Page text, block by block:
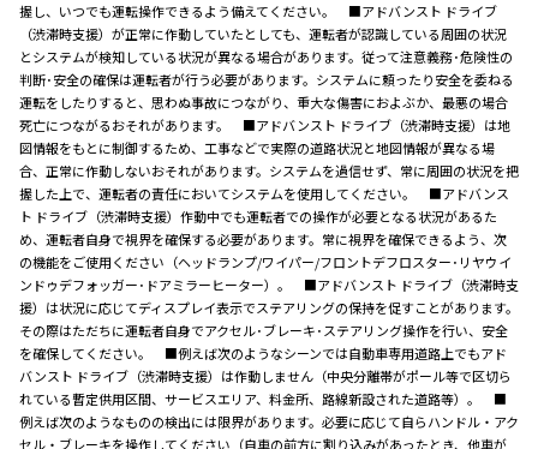
握し、いつでも運転操作できるよう備えてください。 ■アドバンスト ドライブ
（渋滞時支援）が正常に作動していたとしても、運転者が認識している周囲の状況
とシステムが検知している状況が異なる場合があります。従って注意義務･危険性の
判断･安全の確保は運転者が行う必要があります。システムに頼ったり安全を委ねる
運転をしたりすると、思わぬ事故につながり、重大な傷害におよぶか、最悪の場合
死亡につながるおそれがあります。 ■アドバンスト ドライブ（渋滞時支援）は地
図情報をもとに制御するため、工事などで実際の道路状況と地図情報が異なる場
合、正常に作動しないおそれがあります。システムを過信せず、常に周囲の状況を把
握した上で、運転者の責任においてシステムを使用してください。 ■アドバンス
ト ドライブ（渋滞時支援）作動中でも運転者での操作が必要となる状況があるた
め、運転者自身で視界を確保する必要があります。常に視界を確保できるよう、次
の機能をご使用ください（ヘッドランプ/ワイパー/フロントデフロスター･リヤウイ
ンドゥデフォッガー･ドアミラーヒーター）。 ■アドバンスト ドライブ（渋滞時支
援）は状況に応じてディスプレイ表示でステアリングの保持を促すことがあります。
その際はただちに運転者自身でアクセル･ブレーキ･ステアリング操作を行い、安全
を確保してください。 ■例えば次のようなシーンでは自動車専用道路上でもアド
バンスト ドライブ（渋滞時支援）は作動しません（中央分離帯がポール等で区切ら
れている暫定供用区間、サービスエリア、料金所、路線新設された道路等）。 ■
例えば次のようなものの検出には限界があります。必要に応じて自らハンドル・アク
セル・ブレーキを操作してください（自車の前方に割り込みがあったとき、他車が